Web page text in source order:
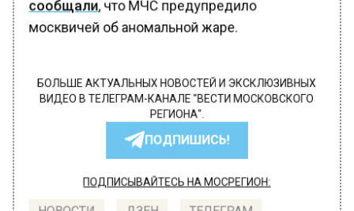
сообщали, что МЧС предупредило
москвичей об аномальной жаре.
БОЛЬШЕ АКТУАЛЬНЫХ НОВОСТЕЙ И ЭКСКЛЮЗИВНЫХ
ВИДЕО В ТЕЛЕГРАМ-КАНАЛЕ "ВЕСТИ МОСКОВСКОГО
РЕГИОНА".
ПОДПИШИСЬ!
ПОДПИСЫВАЙТЕСЬ НА МОСРЕГИОН: